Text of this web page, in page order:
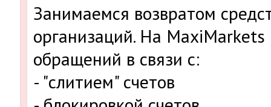
Занимаемся возвратом
организаций. На MaxiMarkets
обращений в связи с:
- "слитием" счетов